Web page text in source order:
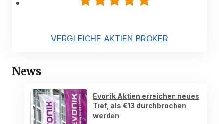
VERGLEICHE AKTIEN BROKER
News
Evonik Aktien erreichen neues
Tief, als €13 durchbrochen
werden